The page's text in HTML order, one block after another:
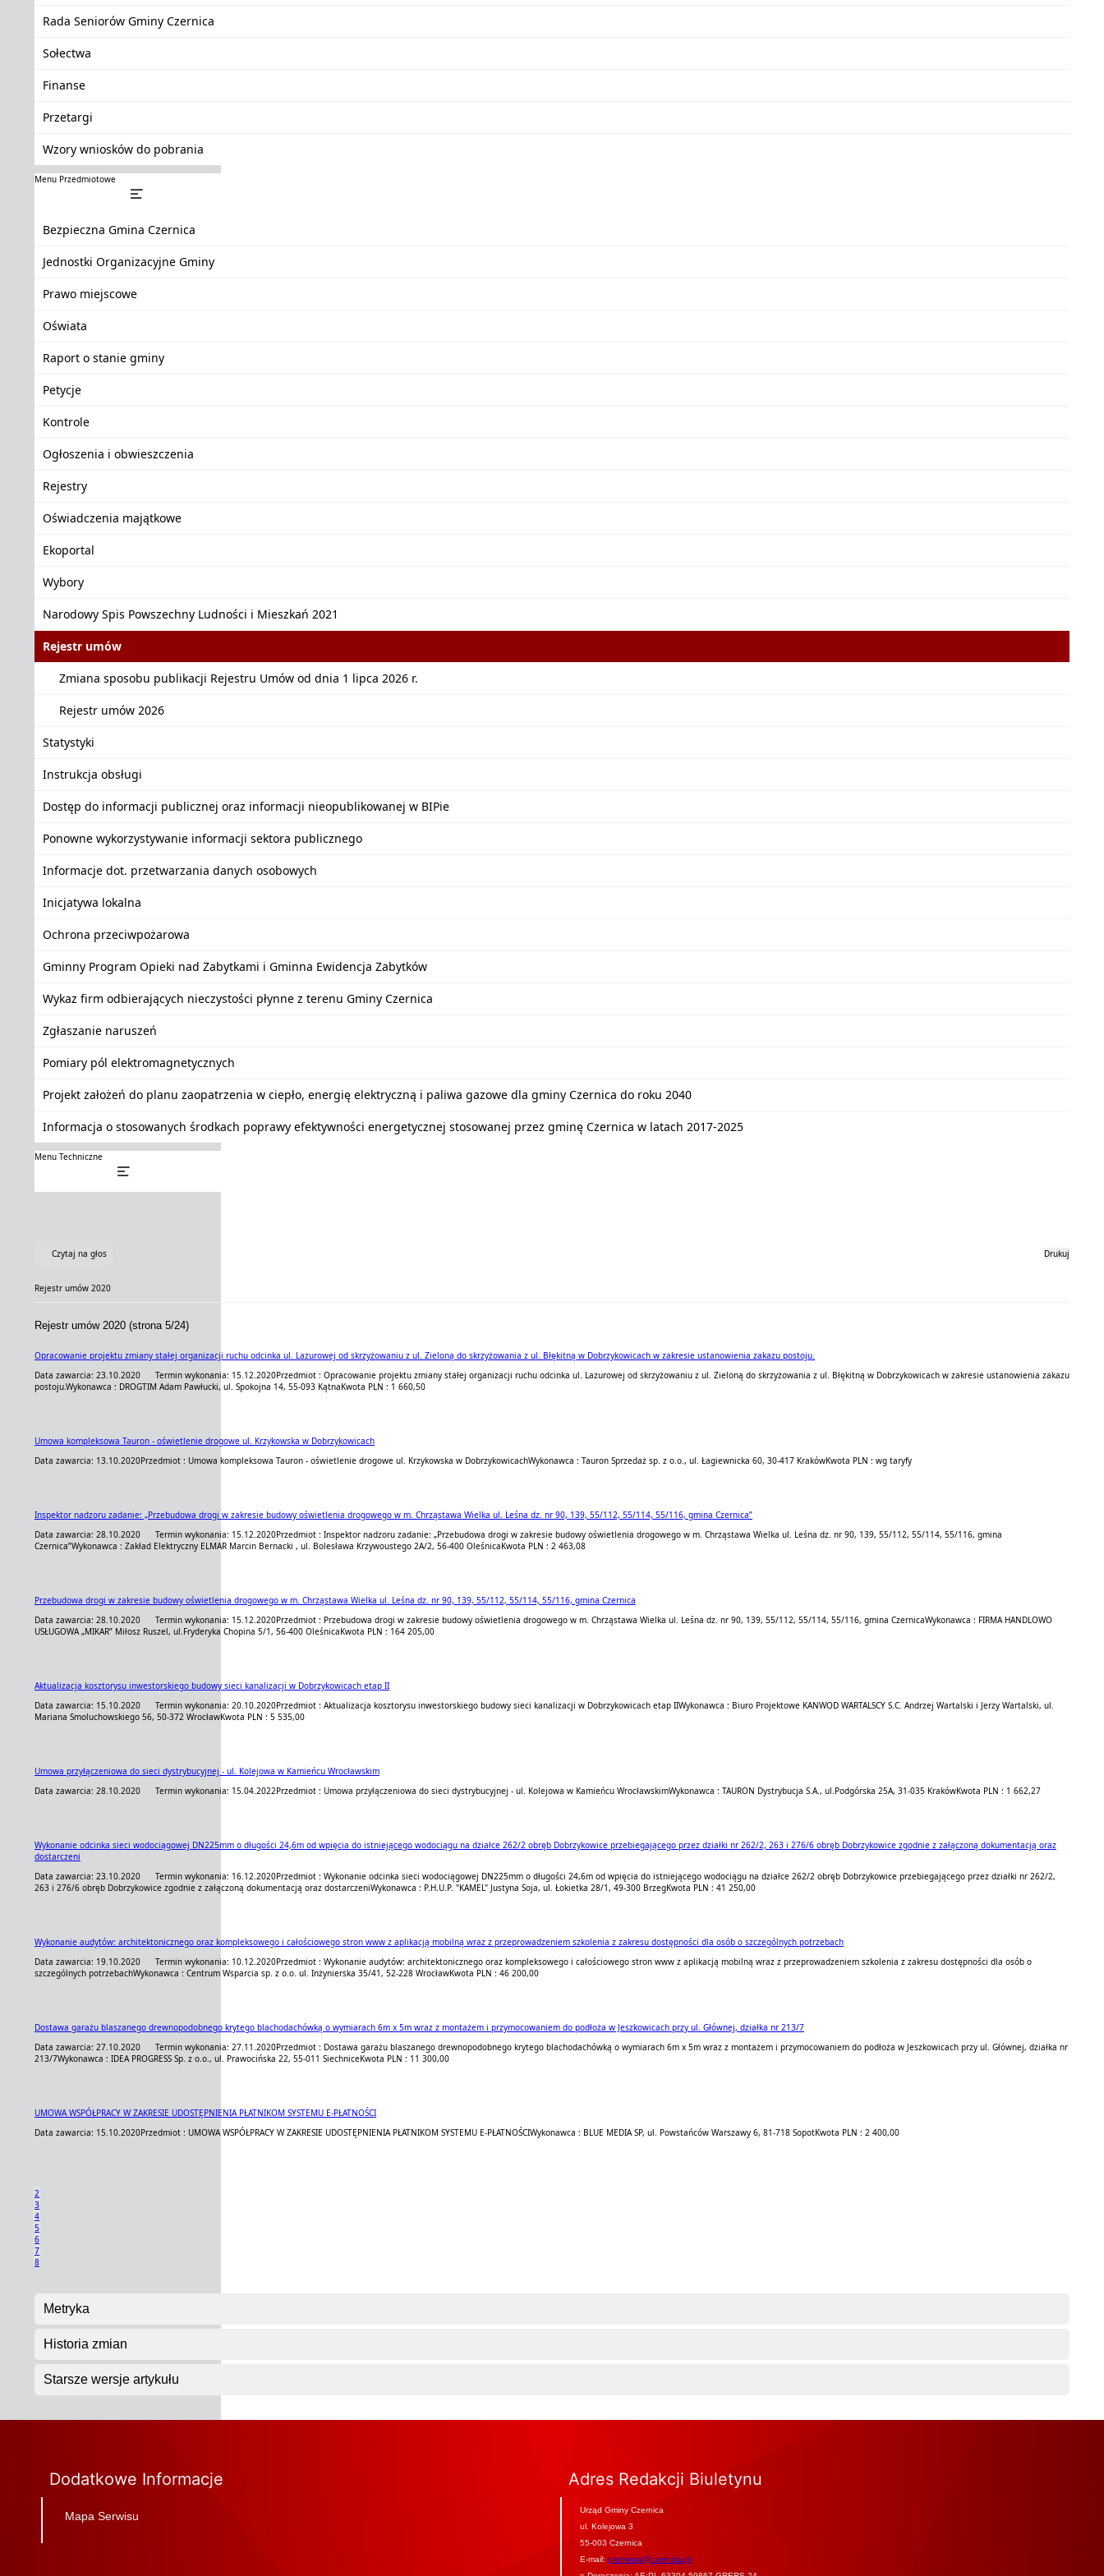
Rada Seniorów Gminy Czernica
Sołectwa
Finanse
Przetargi
Wzory wniosków do pobrania
Menu Przedmiotowe
Bezpieczna Gmina Czernica
Jednostki Organizacyjne Gminy
Prawo miejscowe
Oświata
Raport o stanie gminy
Petycje
Kontrole
Ogłoszenia i obwieszczenia
Rejestry
Oświadczenia majątkowe
Ekoportal
Wybory
Narodowy Spis Powszechny Ludności i Mieszkań 2021
Rejestr umów
Zmiana sposobu publikacji Rejestru Umów od dnia 1 lipca 2026 r.
Rejestr umów 2026
Statystyki
Instrukcja obsługi
Dostęp do informacji publicznej oraz informacji nieopublikowanej w BIPie
Ponowne wykorzystywanie informacji sektora publicznego
Informacje dot. przetwarzania danych osobowych
Inicjatywa lokalna
Ochrona przeciwpożarowa
Gminny Program Opieki nad Zabytkami i Gminna Ewidencja Zabytków
Wykaz firm odbierających nieczystości płynne z terenu Gminy Czernica
Zgłaszanie naruszeń
Pomiary pól elektromagnetycznych
Projekt założeń do planu zaopatrzenia w ciepło, energię elektryczną i paliwa gazowe dla gminy Czernica do roku 2040
Informacja o stosowanych środkach poprawy efektywności energetycznej stosowanej przez gminę Czernica w latach 2017-2025
Menu Techniczne
Czytaj na głos Drukuj
Rejestr umów 2020
Rejestr umów 2020 (strona 5/24)
Opracowanie projektu zmiany stałej organizacji ruchu odcinka ul. Lazurowej od skrzyżowaniu z ul. Zieloną do skrzyżowania z ul. Błękitną w Dobrzykowicach w zakresie ustanowienia zakazu postoju.
Data zawarcia: 23.10.2020 Termin wykonania: 15.12.2020Przedmiot : Opracowanie projektu zmiany stałej organizacji ruchu odcinka ul. Lazurowej od skrzyżowaniu z ul. Zieloną do skrzyżowania z ul. Błękitną w Dobrzykowicach w zakresie ustanowienia zakazu
postoju.Wykonawca : DROGTIM Adam Pawłucki, ul. Spokojna 14, 55-093 KątnaKwota PLN : 1 660,50
Umowa kompleksowa Tauron - oświetlenie drogowe ul. Krzykowska w Dobrzykowicach
Data zawarcia: 13.10.2020Przedmiot : Umowa kompleksowa Tauron - oświetlenie drogowe ul. Krzykowska w DobrzykowicachWykonawca : Tauron Sprzedaż sp. z o.o., ul. Łagiewnicka 60, 30-417 KrakówKwota PLN : wg taryfy
Inspektor nadzoru zadanie: „Przebudowa drogi w zakresie budowy oświetlenia drogowego w m. Chrząstawa Wielka ul. Leśna dz. nr 90, 139, 55/112, 55/114, 55/116, gmina Czernica”
Data zawarcia: 28.10.2020 Termin wykonania: 15.12.2020Przedmiot : Inspektor nadzoru zadanie: „Przebudowa drogi w zakresie budowy oświetlenia drogowego w m. Chrząstawa Wielka ul. Leśna dz. nr 90, 139, 55/112, 55/114, 55/116, gmina
Czernica”Wykonawca : Zakład Elektryczny ELMAR Marcin Bernacki , ul. Bolesława Krzywoustego 2A/2, 56-400 OleśnicaKwota PLN : 2 463,08
Przebudowa drogi w zakresie budowy oświetlenia drogowego w m. Chrząstawa Wielka ul. Leśna dz. nr 90, 139, 55/112, 55/114, 55/116, gmina Czernica
Data zawarcia: 28.10.2020 Termin wykonania: 15.12.2020Przedmiot : Przebudowa drogi w zakresie budowy oświetlenia drogowego w m. Chrząstawa Wielka ul. Leśna dz. nr 90, 139, 55/112, 55/114, 55/116, gmina CzernicaWykonawca : FIRMA HANDLOWO
USŁUGOWA „MIKAR” Miłosz Ruszel, ul.Fryderyka Chopina 5/1, 56-400 OleśnicaKwota PLN : 164 205,00
Aktualizacja kosztorysu inwestorskiego budowy sieci kanalizacji w Dobrzykowicach etap II
Data zawarcia: 15.10.2020 Termin wykonania: 20.10.2020Przedmiot : Aktualizacja kosztorysu inwestorskiego budowy sieci kanalizacji w Dobrzykowicach etap IIWykonawca : Biuro Projektowe KANWOD WARTALSCY S.C. Andrzej Wartalski i Jerzy Wartalski, ul.
Mariana Smoluchowskiego 56, 50-372 WrocławKwota PLN : 5 535,00
Umowa przyłączeniowa do sieci dystrybucyjnej - ul. Kolejowa w Kamieńcu Wrocławskim
Data zawarcia: 28.10.2020 Termin wykonania: 15.04.2022Przedmiot : Umowa przyłączeniowa do sieci dystrybucyjnej - ul. Kolejowa w Kamieńcu WrocławskimWykonawca : TAURON Dystrybucja S.A., ul.Podgórska 25A, 31-035 KrakówKwota PLN : 1 662,27
Wykonanie odcinka sieci wodociągowej DN225mm o długości 24,6m od wpięcia do istniejącego wodociągu na działce 262/2 obręb Dobrzykowice przebiegającego przez działki nr 262/2, 263 i 276/6 obręb Dobrzykowice zgodnie z załączoną dokumentacją oraz
dostarczeni
Data zawarcia: 23.10.2020 Termin wykonania: 16.12.2020Przedmiot : Wykonanie odcinka sieci wodociągowej DN225mm o długości 24,6m od wpięcia do istniejącego wodociągu na działce 262/2 obręb Dobrzykowice przebiegającego przez działki nr 262/2,
263 i 276/6 obręb Dobrzykowice zgodnie z załączoną dokumentacją oraz dostarczeniWykonawca : P.H.U.P. "KAMEL" Justyna Soja, ul. Łokietka 28/1, 49-300 BrzegKwota PLN : 41 250,00
Wykonanie audytów: architektonicznego oraz kompleksowego i całościowego stron www z aplikacją mobilną wraz z przeprowadzeniem szkolenia z zakresu dostępności dla osób o szczególnych potrzebach
Data zawarcia: 19.10.2020 Termin wykonania: 10.12.2020Przedmiot : Wykonanie audytów: architektonicznego oraz kompleksowego i całościowego stron www z aplikacją mobilną wraz z przeprowadzeniem szkolenia z zakresu dostępności dla osób o
szczególnych potrzebachWykonawca : Centrum Wsparcia sp. z o.o. ul. Inżynierska 35/41, 52-228 WrocławKwota PLN : 46 200,00
Dostawa garażu blaszanego drewnopodobnego krytego blachodachówką o wymiarach 6m x 5m wraz z montażem i przymocowaniem do podłoża w Jeszkowicach przy ul. Głównej, działka nr 213/7
Data zawarcia: 27.10.2020 Termin wykonania: 27.11.2020Przedmiot : Dostawa garażu blaszanego drewnopodobnego krytego blachodachówką o wymiarach 6m x 5m wraz z montażem i przymocowaniem do podłoża w Jeszkowicach przy ul. Głównej, działka nr
213/7Wykonawca : IDEA PROGRESS Sp. z o.o., ul. Prawocińska 22, 55-011 SiechniceKwota PLN : 11 300,00
UMOWA WSPÓŁPRACY W ZAKRESIE UDOSTĘPNIENIA PŁATNIKOM SYSTEMU E-PŁATNOŚCI
Data zawarcia: 15.10.2020Przedmiot : UMOWA WSPÓŁPRACY W ZAKRESIE UDOSTĘPNIENIA PŁATNIKOM SYSTEMU E-PŁATNOŚCIWykonawca : BLUE MEDIA SP, ul. Powstańców Warszawy 6, 81-718 SopotKwota PLN : 2 400,00
2
3
4
5
6
7
8
Metryka
Historia zmian
Starsze wersje artykułu
Dodatkowe Informacje
Mapa Serwisu
Adres Redakcji Biuletynu
Urząd Gminy Czernica
ul. Kolejowa 3
55-003 Czernica
E-mail: promocja@czernica.pl